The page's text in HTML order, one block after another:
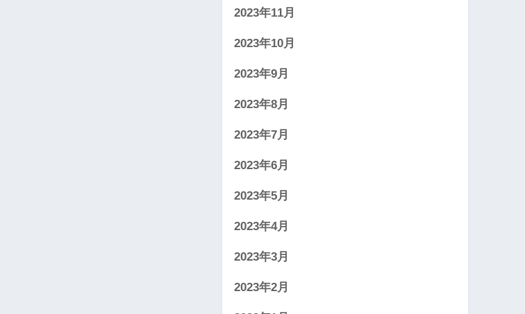
2023年11月
2023年10月
2023年9月
2023年8月
2023年7月
2023年6月
2023年5月
2023年4月
2023年3月
2023年2月